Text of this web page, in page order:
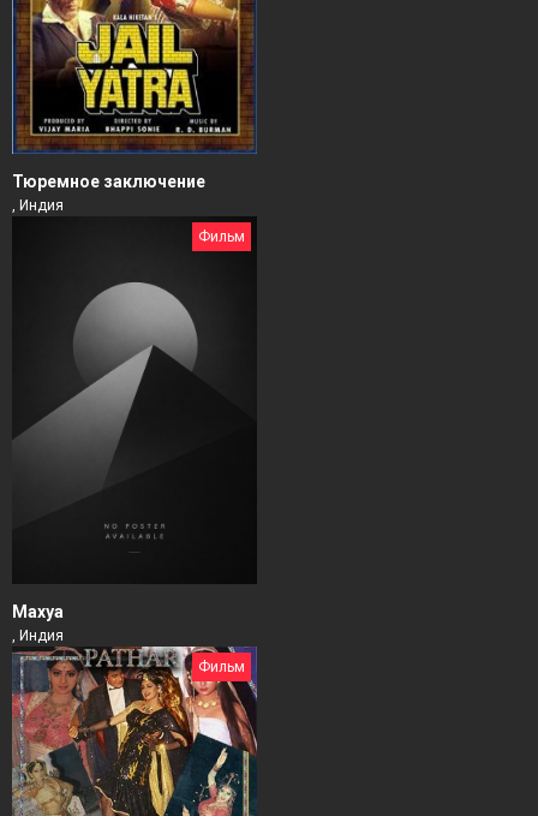
Тюремное заключение
, Индия
Фильм
Махуа
, Индия
Фильм